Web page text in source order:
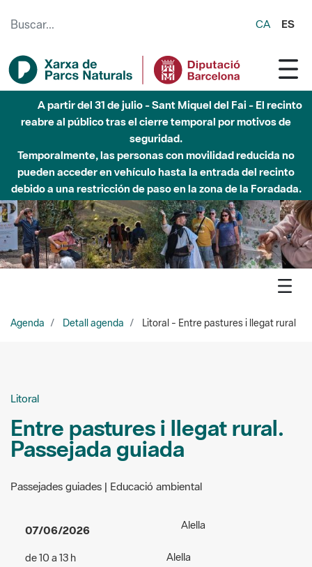
CA ES
6 de agosto - Parque Fluvial Besós - Activación de la
Fase de Alerta del Parque Fluvial del Besòs por lluvias
intensas.
Cerrados los accesos al Parque.
Litoral - Entre pastures i llegat rural
Entre pastures i llegat rural.
Passejada guiada
Passejades guiades | Educació ambiental
07/06/2026
de 10 a 13 h
Acceso:de pago - Adults : 4
Alella
Alella
Lugar de encuentro: